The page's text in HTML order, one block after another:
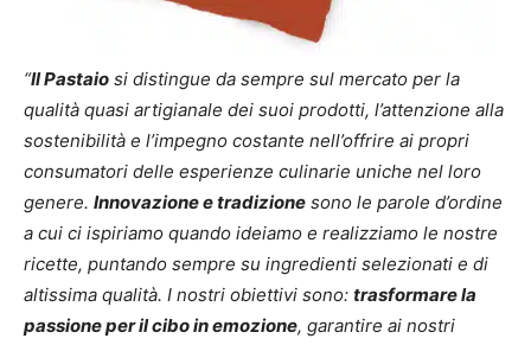
“Il Pastaio si distingue da sempre sul mercato per la
qualità quasi artigianale dei suoi prodotti, l’attenzione alla
sostenibilità e l’impegno costante nell’offrire ai propri
consumatori delle esperienze culinarie uniche nel loro
genere. Innovazione e tradizione sono le parole d’ordine
a cui ci ispiriamo quando ideiamo e realizziamo le nostre
ricette, puntando sempre su ingredienti selezionati e di
altissima qualità. I nostri obiettivi sono: trasformare la
passione per il cibo in emozione, garantire ai nostri